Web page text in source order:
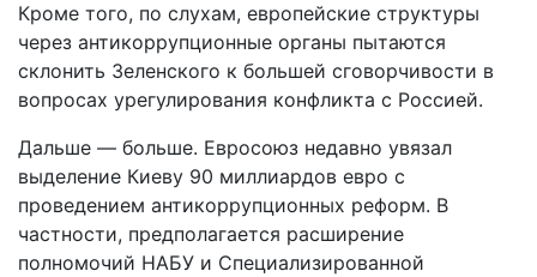
Кроме того, по слухам, европейские структуры
через антикоррупционные органы пытаются
склонить Зеленского к большей сговорчивости в
вопросах урегулирования конфликта с Россией.
Дальше — больше. Евросоюз недавно увязал
выделение Киеву 90 миллиардов евро с
проведением антикоррупционных реформ. В
частности, предполагается расширение
полномочий НАБУ и Специализированной